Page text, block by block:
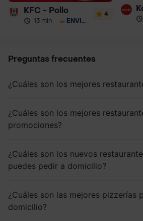
KFC - Pollo
13 min · ENVÍO GRATIS
4
Preguntas frecuentes
¿Cuáles son los mejores
¿Cuáles son los mejores
promociones?
¿Cuáles son los nuevos
puedes pedir a domicilio?
¿Cuáles son las mejores pizzerías
domicilio?